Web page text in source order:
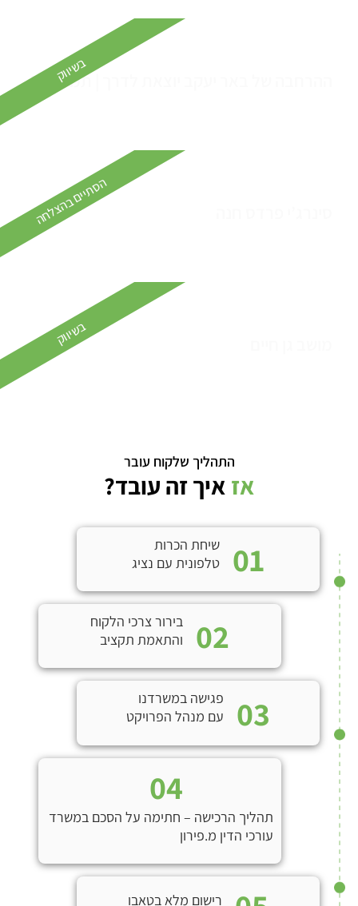
ההרחבה של באר יעקב יוצאת לדרך | תמ”א 70
בשיווק
הסתיים בהצלחה
בשיווק
התהליך שלקוח עובר
אז איך זה עובד?
01
שיחת הכרות
טלפונית עם נציג
02
בירור צרכי הלקוח
והתאמת תקציב
03
פגישה במשרדנו
עם מנהל הפרויקט
04
תהליך הרכישה – חתימה על הסכם במשרד
עורכי הדין מ.פירון
רישום מלא בטאבו